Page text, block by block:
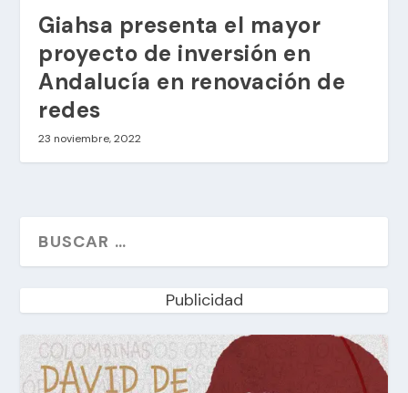
Giahsa presenta el mayor
proyecto de inversión en
Andalucía en renovación de
redes
23 noviembre, 2022
Publicidad